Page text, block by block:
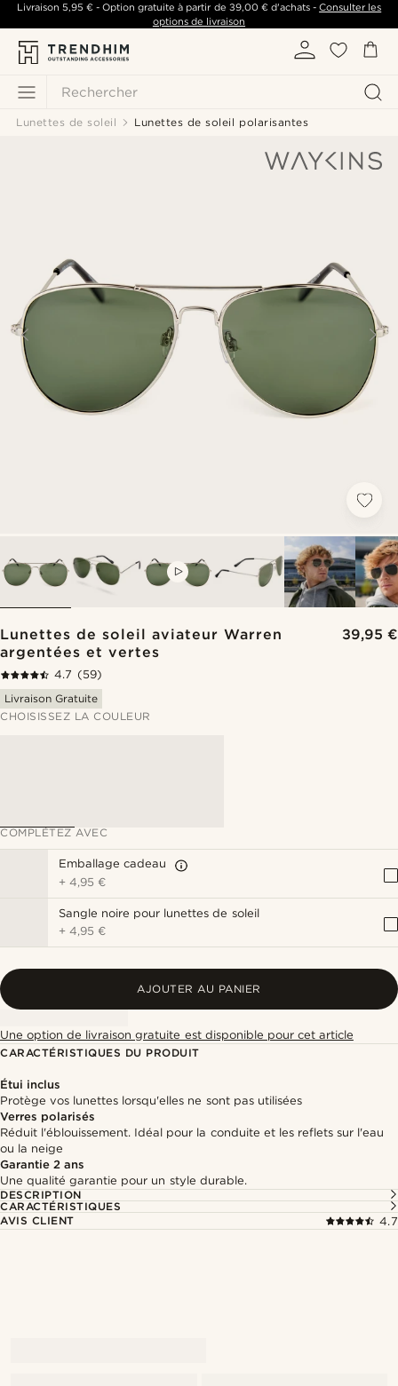
Rechercher
Livraison 5,95 €- Option gratuite à partir de 39,00 €d'achats -Consulter les
options de livraison
Lunettes de soleil Lunettes de soleil polarisantes
Lunettes de soleil aviateur Warren
argentées et vertes
39,95 €
4.7 (59)
Livraison Gratuite
CHOISISSEZ LA COULEUR
COMPLÉTEZ AVEC
Emballage cadeau
+4,95 €
Sangle noire pour lunettes de soleil
+4,95 €
AJOUTER AU PANIER
Une option de livraison gratuite est disponible pour cet article
CARACTÉRISTIQUES DU PRODUIT
Étui inclus
Protège vos lunettes lorsqu'elles ne sont pas utilisées
Verres polarisés
Réduit l'éblouissement. Idéal pour la conduite et les reflets sur l'eau
ou la neige
Garantie 2 ans
Une qualité garantie pour un style durable.
DESCRIPTION
CARACTÉRISTIQUES
AVIS CLIENT
4.7